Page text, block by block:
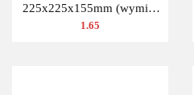
225x225x155mm (wymiar
zewn.) Fala B 480g/m2
1.65